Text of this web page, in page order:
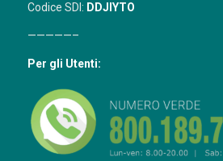
Codice SDI: DDJIYTO
—————–
Per gli Utenti: